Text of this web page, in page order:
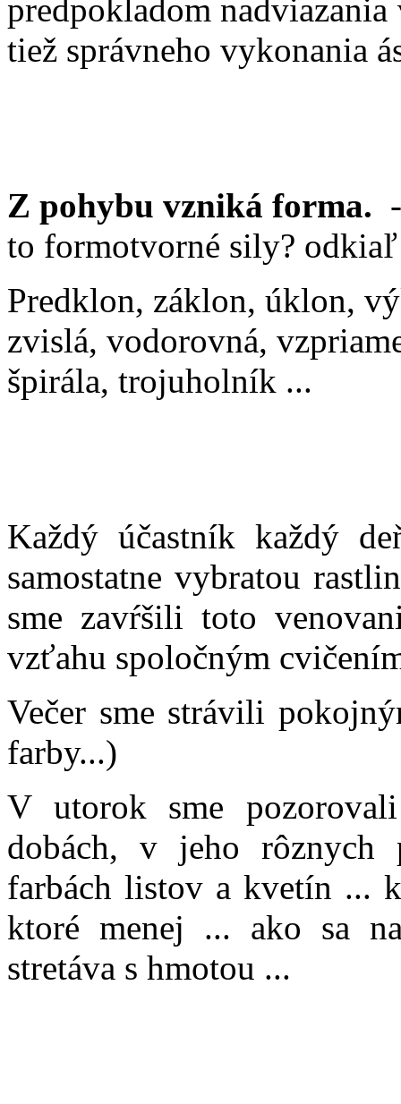
predpokladom
tiež správneho vykonania
Z pohybu vzniká forma.
to formotvorné sily? odkiaľ
Predklon, záklon, úklon,
zvislá, vodorovná,
špirála, trojuholník ...
Každý účastník každý
samostatne vybratou
sme zavŕšili toto
vzťahu spoločným
Večer sme strávili
farby...)
V utorok sme
dobách, v jeho rôznych
farbách listov a kvetín ...
ktoré menej ... ako sa
stretáva s hmotou ...